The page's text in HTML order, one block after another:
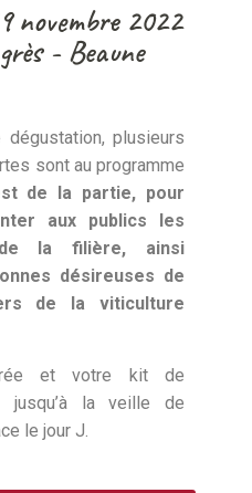
novembre 2022
- Beaune
plusieurs
sont au programme
de la partie, pour
aux publics les
la filière, ainsi
désireuses de
de la viticulture
et votre kit de
jusqu’à la veille de
le jour J.